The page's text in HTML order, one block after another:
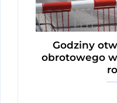
Godziny
obrotowego